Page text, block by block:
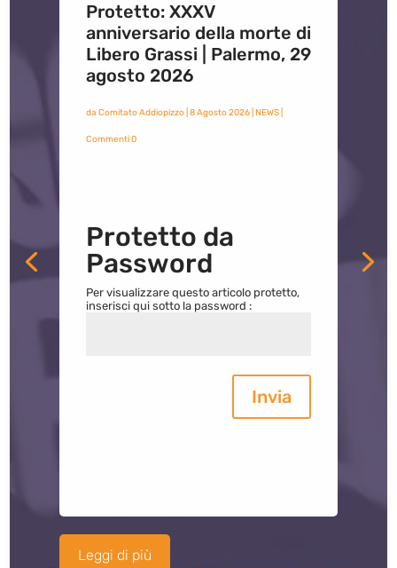
Protetto: XXXV
anniversario della morte di
Libero Grassi | Palermo, 29
agosto 2026
da Comitato Addiopizzo| 8 Agosto 2026| NEWS|
Commenti 0
Protetto da
Password
Per visualizzare questo articolo protetto,
inserisci qui sotto la password :
Invia
Leggi di più